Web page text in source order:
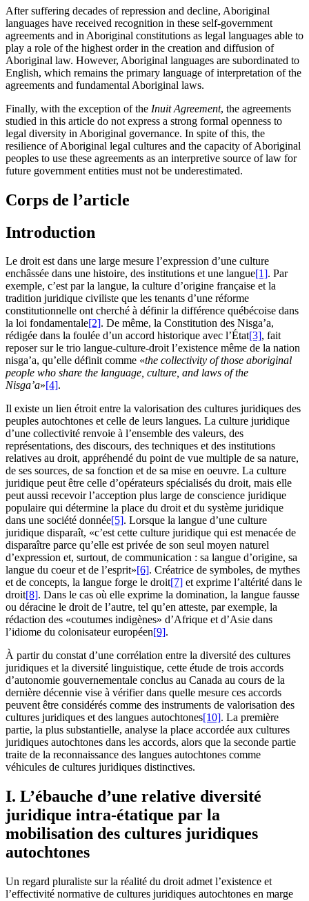
After suffering decades of repression and decline, Aboriginal
languages have received recognition in these self-government
agreements and in Aboriginal constitutions as legal languages able to
play a role of the highest order in the creation and diffusion of
Aboriginal law. However, Aboriginal languages are subordinated to
English, which remains the primary language of interpretation of the
agreements and fundamental Aboriginal laws.
Finally, with the exception of the Inuit Agreement, the agreements
studied in this article do not express a strong formal openness to
legal diversity in Aboriginal governance. In spite of this, the
resilience of Aboriginal legal cultures and the capacity of Aboriginal
peoples to use these agreements as an interpretive source of law for
future government entities must not be underestimated.
Corps de l’article
Introduction
Le droit est dans une large mesure l’expression d’une culture
enchâssée dans une histoire, des institutions et une langue[1]. Par
exemple, c’est par la langue, la culture d’origine française et la
tradition juridique civiliste que les tenants d’une réforme
constitutionnelle ont cherché à définir la différence québécoise dans
la loi fondamentale[2]. De même, la Constitution des Nisga’a,
rédigée dans la foulée d’un accord historique avec l’État[3], fait
reposer sur le trio langue-culture-droit l’existence même de la nation
nisga’a, qu’elle définit comme «the collectivity of those aboriginal
people who share the language, culture, and laws of the
Nisga’a»[4].
Il existe un lien étroit entre la valorisation des cultures juridiques des
peuples autochtones et celle de leurs langues. La culture juridique
d’une collectivité renvoie à l’ensemble des valeurs, des
représentations, des discours, des techniques et des institutions
relatives au droit, appréhendé du point de vue multiple de sa nature,
de ses sources, de sa fonction et de sa mise en oeuvre. La culture
juridique peut être celle d’opérateurs spécialisés du droit, mais elle
peut aussi recevoir l’acception plus large de conscience juridique
populaire qui détermine la place du droit et du système juridique
dans une société donnée[5]. Lorsque la langue d’une culture
juridique disparaît, «c’est cette culture juridique qui est menacée de
disparaître parce qu’elle est privée de son seul moyen naturel
d’expression et, surtout, de communication : sa langue d’origine, sa
langue du coeur et de l’esprit»[6]. Créatrice de symboles, de mythes
et de concepts, la langue forge le droit[7] et exprime l’altérité dans le
droit[8]. Dans le cas où elle exprime la domination, la langue fausse
ou déracine le droit de l’autre, tel qu’en atteste, par exemple, la
rédaction des «coutumes indigènes» d’Afrique et d’Asie dans
l’idiome du colonisateur européen[9].
À partir du constat d’une corrélation entre la diversité des cultures
juridiques et la diversité linguistique, cette étude de trois accords
d’autonomie gouvernementale conclus au Canada au cours de la
dernière décennie vise à vérifier dans quelle mesure ces accords
peuvent être considérés comme des instruments de valorisation des
cultures juridiques et des langues autochtones[10]. La première
partie, la plus substantielle, analyse la place accordée aux cultures
juridiques autochtones dans les accords, alors que la seconde partie
traite de la reconnaissance des langues autochtones comme
véhicules de cultures juridiques distinctives.
I. L’ébauche d’une relative diversité
juridique intra-étatique par la
mobilisation des cultures juridiques
autochtones
Un regard pluraliste sur la réalité du droit admet l’existence et
l’effectivité normative de cultures juridiques autochtones en marge